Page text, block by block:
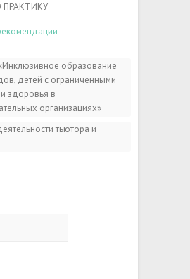
образование
детей с ограниченными
здоровья в
организациях»
тьютора и